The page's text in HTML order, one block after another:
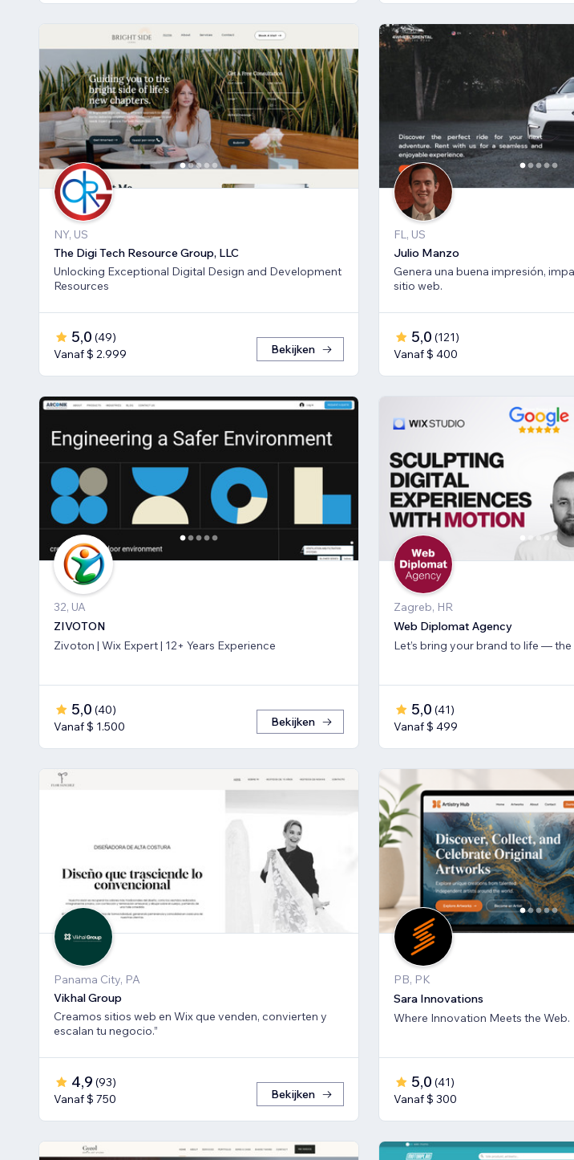
NY, US
The Digi Tech Resource Group, LLC
Unlocking Exceptional Digital Design and Development
Resources
5,0 (49)
Vanaf $ 2.999
Bekijken
FL, US
Julio Manzo
Genera una buena impresión,
sitio web.
5,0 (121)
Vanaf $ 400
32, UA
ZIVOTON
Zivoton | Wix Expert | 12+ Years Experience
5,0 (40)
Vanaf $ 1.500
Bekijken
Zagreb, HR
Web Diplomat Agency
Let’s bring your brand to life —
5,0 (41)
Vanaf $ 499
Panama City, PA
Vikhal Group
Creamos sitios web en Wix que venden, convierten y
escalan tu negocio.”
4,9 (93)
Vanaf $ 750
Bekijken
PB, PK
Sara Innovations
Where Innovation Meets the Web.
5,0 (41)
Vanaf $ 300